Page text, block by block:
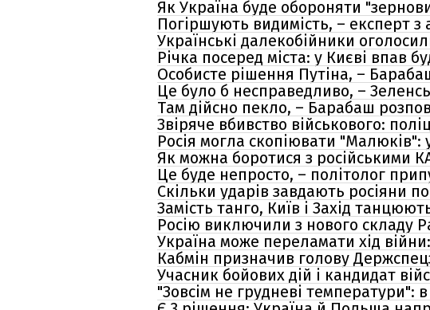
Як Україна буде обороняти
Погіршують видимість, – експерт
Українські далекобійники
Річка посеред міста: у Києві впав
Особисте рішення Путіна, –
Це було б несправедливо, –
Там дійсно пекло, – Барабаш
Звіряче вбивство військового:
Росія могла скопіювати
Як можна боротися з російськими
Це буде непросто, – політолог
Скільки ударів завдають росіяни
Замість танго, Київ і Захід
Росію виключили з нового складу
Україна може переламати хід
Кабмін призначив голову
Учасник бойових дій і кандидат
"Зовсім не грудневі температури":